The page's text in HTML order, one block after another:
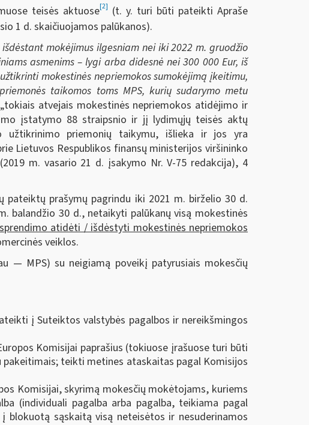
teisės aktuose[2] (t. y. turi būti pateikti Apraše
1 d. skaičiuojamos palūkanos).
mokėjimus ilgesniam nei iki 2022 m. gruodžio
asmenims – lygi arba didesnė nei 300 000 Eur, iš
mokestinės nepriemokos sumokėjimą įkeitimu,
taikomos toms MPS, kurių sudarymo metu
atvejais mokestinės nepriemokos atidėjimo ir
įstatymo 88 straipsnio ir jį lydimųjų teisės aktų
užtikrinimo priemonių taikymu, išlieka ir jos yra
Lietuvos Respublikos finansų ministerijos viršininko
m. vasario 21 d. įsakymo Nr. V-75 redakcija), 4
prašymų pagrindu iki 2021 m. birželio 30 d.
balandžio 30 d., netaikyti palūkanų visą mokestinės
atidėti / išdėstyti mokestinės nepriemokos
veiklos.
— MPS) su neigiamą poveikį patyrusiais mokesčių
į Suteiktos valstybės pagalbos ir nereikšmingos
Komisijai paprašius (tokiuose įrašuose turi būti
teikti metines ataskaitas pagal Komisijos
Komisijai, skyrimą mokesčių mokėtojams, kuriems
(individuali pagalba arba pagalba, teikiama pagal
sąskaitą visą neteisėtos ir nesuderinamos